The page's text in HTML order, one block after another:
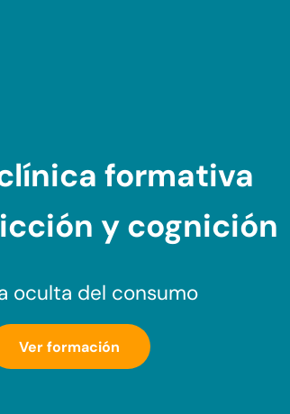
formativa
y cognición
oculta del consumo
Ver formación